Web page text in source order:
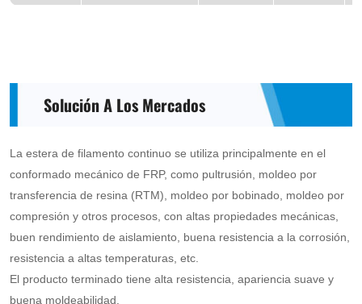
Solución A Los Mercados
La estera de filamento continuo se utiliza principalmente en el
conformado mecánico de FRP, como pultrusión, moldeo por
transferencia de resina (RTM), moldeo por bobinado, moldeo por
compresión y otros procesos, con altas propiedades mecánicas,
buen rendimiento de aislamiento, buena resistencia a la corrosión,
resistencia a altas temperaturas, etc.
El producto terminado tiene alta resistencia, apariencia suave y
buena moldeabilidad.